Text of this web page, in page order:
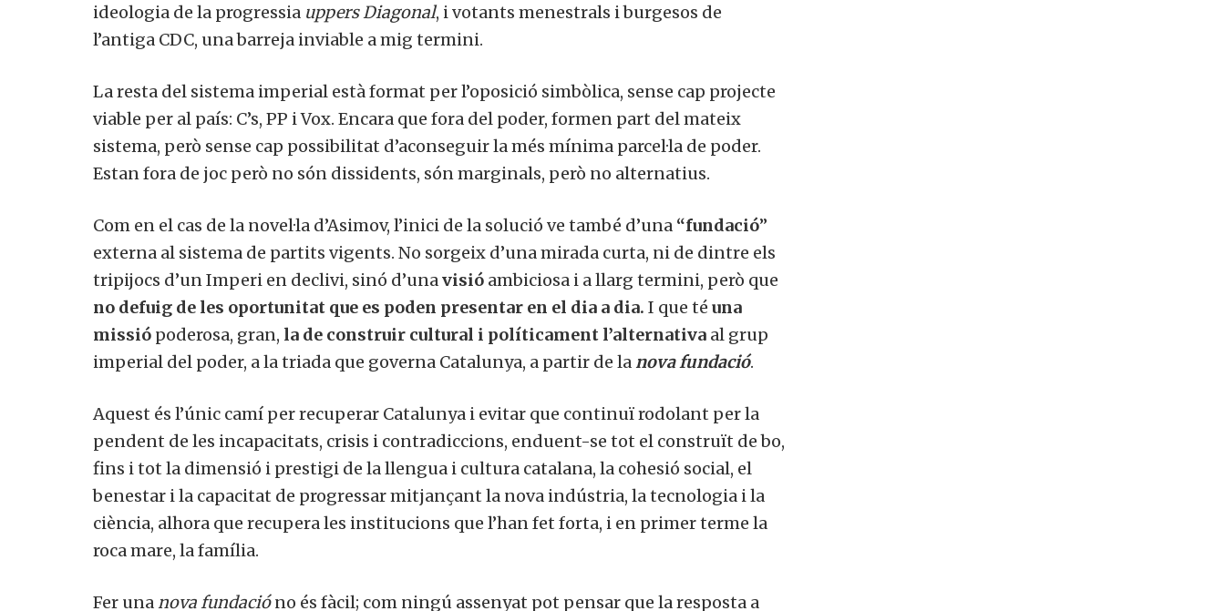
ideologia de la progressia uppers Diagonal, i votants menestrals i burgesos de
l’antiga CDC, una barreja inviable a mig termini.
La resta del sistema imperial està format per l’oposició simbòlica, sense cap projecte
viable per al país: C’s, PP i Vox. Encara que fora del poder, formen part del mateix
sistema, però sense cap possibilitat d’aconseguir la més mínima parcel·la de poder.
Estan fora de joc però no són dissidents, són marginals, però no alternatius.
Com en el cas de la novel·la d’Asimov, l’inici de la solució ve també d’una “fundació”
externa al sistema de partits vigents. No sorgeix d’una mirada curta, ni de dintre els
tripijocs d’un Imperi en declivi, sinó d’unavisió ambiciosa i a llarg termini, però que
no defuig de les oportunitat que es poden presentar en el dia a dia. I que té una
missió poderosa, gran, la de construir cultural i políticament l’alternativa al grup
imperial del poder, a la triada que governa Catalunya, a partir de lanova fundació.
Aquest és l’únic camí per recuperar Catalunya i evitar que continuï rodolant per la
pendent de les incapacitats, crisis i contradiccions, enduent-se tot el construït de bo,
fins i tot la dimensió i prestigi de la llengua i cultura catalana, la cohesió social, el
benestar i la capacitat de progressar mitjançant la nova indústria, la tecnologia i la
ciència, alhora que recupera les institucions que l’han fet forta, i en primer terme la
roca mare, la família.
Fer unanova fundacióno és fàcil; com ningú assenyat pot pensar que la resposta a